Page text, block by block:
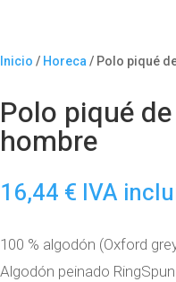
Inicio / Horeca / Polo piqué
Polo piqué
hombre
16,44 € IVA
100 % algodón (Oxford
Algodón peinado